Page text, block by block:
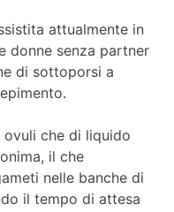
attualmente in
donne senza partner
di sottoporsi a
ovuli che di liquido
il che
nelle banche di
il tempo di attesa